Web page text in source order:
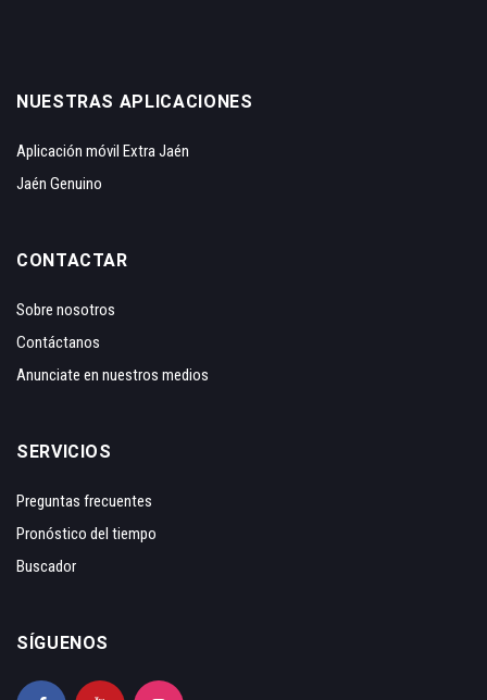
NUESTRAS APLICACIONES
Aplicación móvil Extra Jaén
Jaén Genuino
CONTACTAR
Sobre nosotros
Contáctanos
Anunciate en nuestros medios
SERVICIOS
Preguntas frecuentes
Pronóstico del tiempo
Buscador
SÍGUENOS